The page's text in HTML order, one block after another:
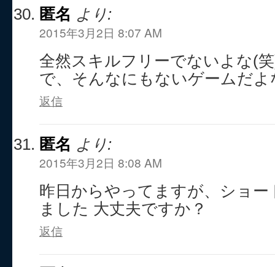
匿名 より:
2015年3月2日 8:07 AM
全然スキルフリーでないよな(
で、そんなにもないゲームだよ
返信
匿名 より:
2015年3月2日 8:08 AM
昨日からやってますが、ショ
ました 大丈夫ですか？
返信